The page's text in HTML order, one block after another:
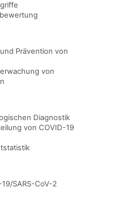
Prävention von
von
Diagnostik
von COVID-19
SARS-CoV-2